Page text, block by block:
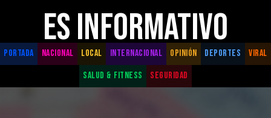
ES INFORMATIVO
PORTADA NACIONAL LOCAL INTERNACIONAL OPINIÓN DEPORTES
VIRAL
SALUD & FITNESS
SEGURIDAD